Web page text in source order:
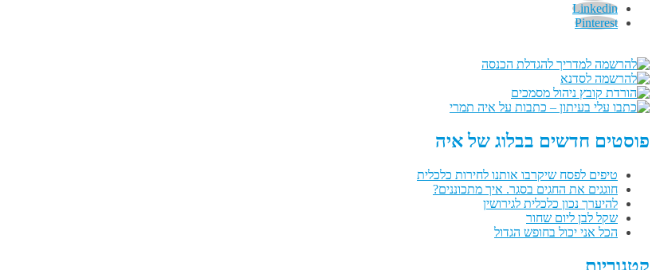
Linkedin
Pinterest
פוסטים חדשים בבלוג של איה
טיפים לפסח שיקרבו אותנו לחירות כלכלית
חוגגים את החגים בסגר. איך מתכוננים?
להיערך נכון כלכלית לגירושין
שקל לבן ליום שחור
הכל אני יכול בחופש הגדול
קטגוריות